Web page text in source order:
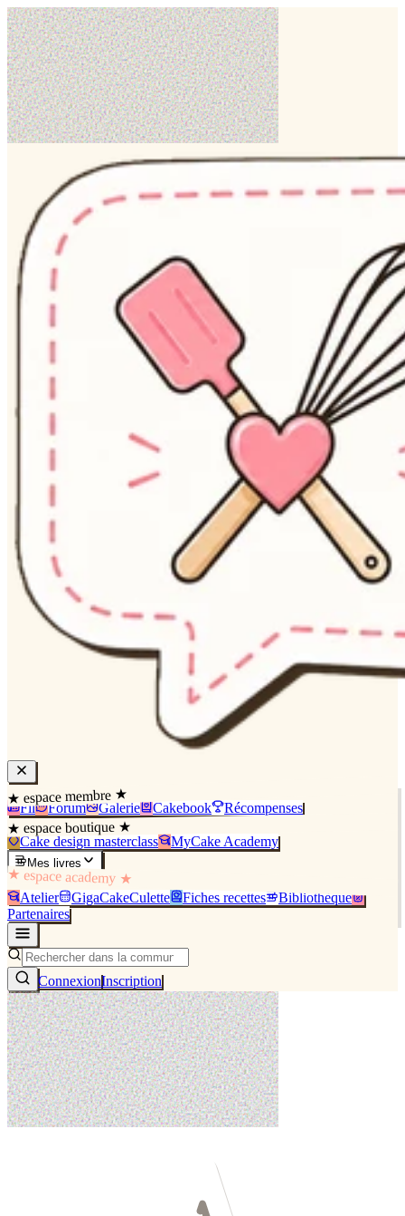
★ espace membre ★
Fil Forum Galerie Cakebook Récompenses
★ espace boutique ★
Cake design masterclass MyCake Academy
Mes livres
★ espace academy ★
Atelier GigaCakeCulette Fiches recettes
Bibliothèque
Partenaires
ConnexionInscription